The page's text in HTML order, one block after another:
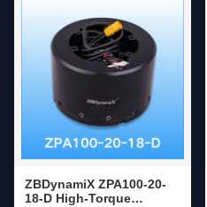
ZBDynamiX ZPA100-20-
18-D High-Torque